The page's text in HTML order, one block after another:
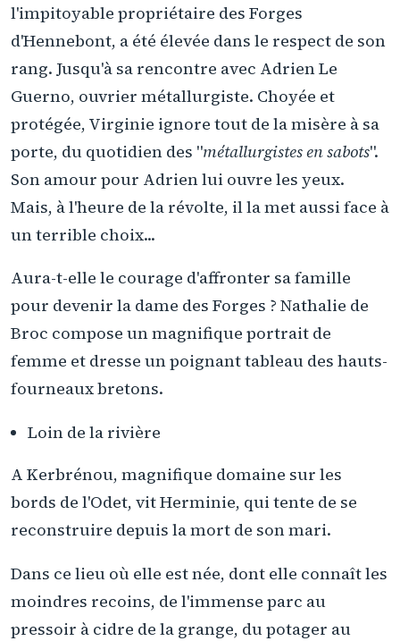
l'impitoyable propriétaire des Forges
d'Hennebont, a été élevée dans le respect de son
rang. Jusqu'à sa rencontre avec Adrien Le
Guerno, ouvrier métallurgiste. Choyée et
protégée, Virginie ignore tout de la misère à sa
porte, du quotidien des "métallurgistes en sabots".
Son amour pour Adrien lui ouvre les yeux.
Mais, à l'heure de la révolte, il la met aussi face à
un terrible choix...
Aura-t-elle le courage d'affronter sa famille
pour devenir la dame des Forges ? Nathalie de
Broc compose un magnifique portrait de
femme et dresse un poignant tableau des hauts-
fourneaux bretons.
Loin de la rivière
A Kerbrénou, magnifique domaine sur les
bords de l'Odet, vit Herminie, qui tente de se
reconstruire depuis la mort de son mari.
Dans ce lieu où elle est née, dont elle connaît les
moindres recoins, de l'immense parc au
pressoir à cidre de la grange, du potager au